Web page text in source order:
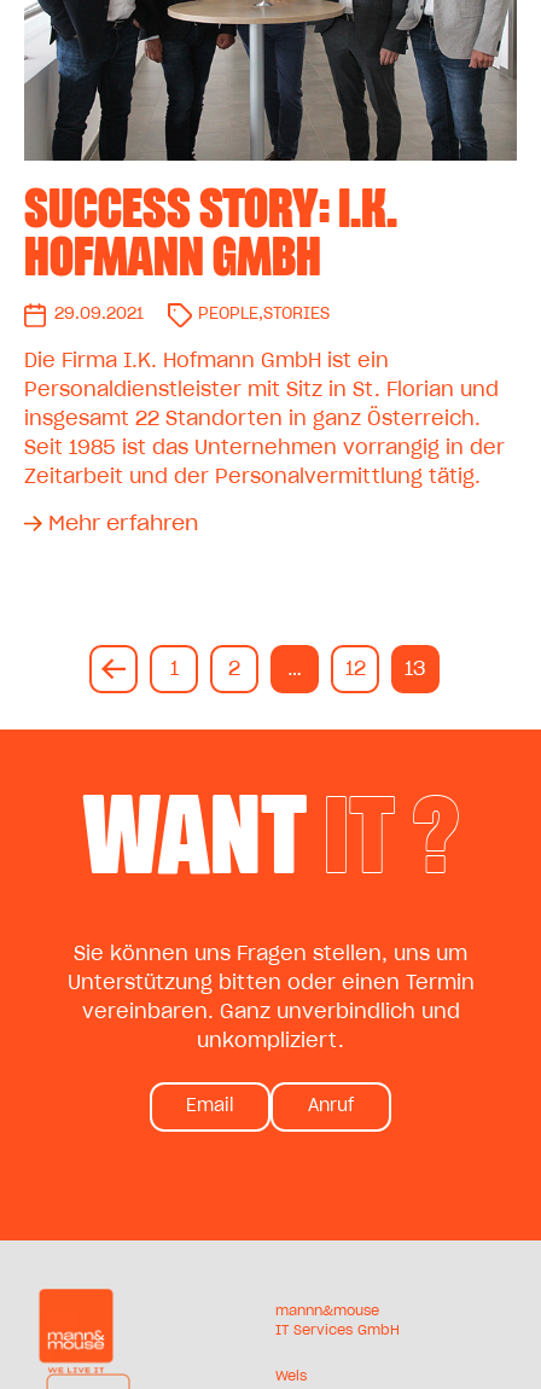
SUCCESS STORY: I.K.
HOFMANN GMBH
29.09.2021 PEOPLE,STORIES
Die Firma I.K. Hofmann GmbH ist ein
Personaldienstleister mit Sitz in St. Florian und
insgesamt 22 Standorten in ganz Österreich.
Seit 1985 ist das Unternehmen vorrangig in der
Zeitarbeit und der Personalvermittlung tätig.
Mehr erfahren
1 2 … 12 13
WANTIT ?
Sie können uns Fragen stellen, uns um
Unterstützung bitten oder einen Termin
vereinbaren. Ganz unverbindlich und
unkompliziert.
Email Anruf
mannn&mouse
IT Services GmbH
Wels